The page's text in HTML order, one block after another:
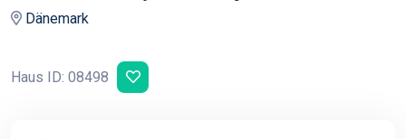
Dänemark
Haus ID: 08498